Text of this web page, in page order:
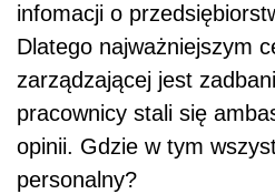
infomacji o
Dlatego najważniejszym
zarządzającej jest
pracownicy stali się
opinii. Gdzie w tym
personalny?